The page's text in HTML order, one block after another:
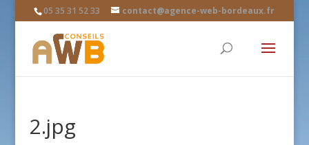
05 35 31 52 33 contact@agence-web-bordeaux.fr
2.jpg